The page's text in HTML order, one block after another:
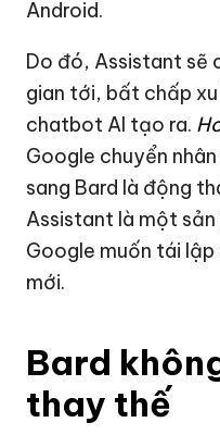
Android.
Do đó, Assistant sẽ
gian tới, bất chấp
chatbot AI tạo ra.
Google chuyển
sang Bard là động
Assistant là một
Google muốn tái
mới.
Bard
thay thế